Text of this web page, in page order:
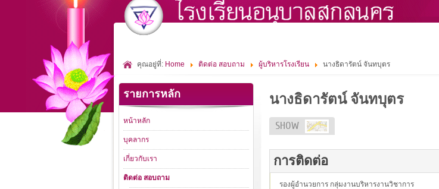
คุณอยู่ที่: Home ติดต่อ สอบถาม ผู้บริหารโรงเรียน นางธิดารัตน์ จันทบุตร
นางธิดารัตน์ จันทบุตร
SHOW
การติดต่อ
รองผู้อำนวยการ กลุ่มงานบริหารงานวิชาการ
รายการหลัก
หน้าหลัก
บุคลากร
เกี่ยวกับเรา
ติดต่อ สอบถาม